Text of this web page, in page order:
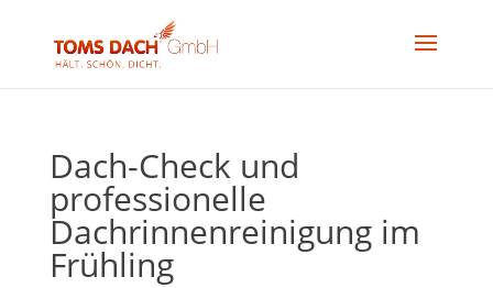
Dach-Check und
professionelle
Dachrinnenreinigung im
Frühling